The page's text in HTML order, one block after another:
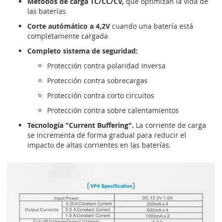
las baterías
Corte autómático a 4,2V cuando una batería está
completamente cargada
Completo sistema de seguridad:
Protección contra polaridad inversa
Protección contra sobrecargas
Protección contra corto circuitos
Protección contra sobre calentamientos
Tecnología "Current Buffering". La corriente de carga
se incrementa de forma gradual para reducir el
impacto de altas corrientes en las baterías.